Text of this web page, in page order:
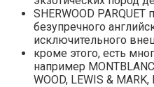
SHERWOOD
безупречного
исключительного
кроме этого, есть
например
WOOD, LEWIS & MARK,